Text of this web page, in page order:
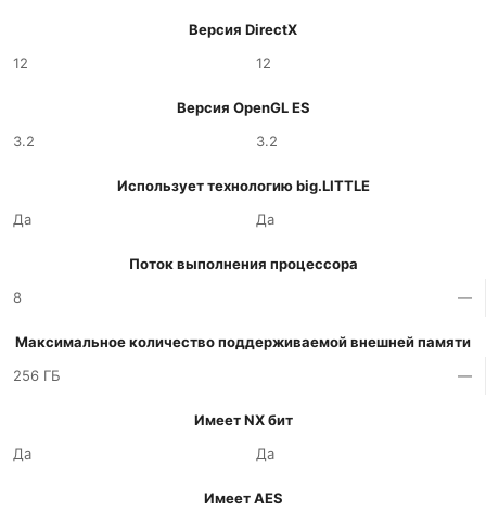
Версия DirectX
12
12
Версия OpenGL ES
3.2
3.2
Использует технологию big.LITTLE
Да
Да
Поток выполнения процессора
8
—
Максимальное количество поддерживаемой внешней памяти
256 ГБ
—
Имеет NX бит
Да
Да
Имеет AES